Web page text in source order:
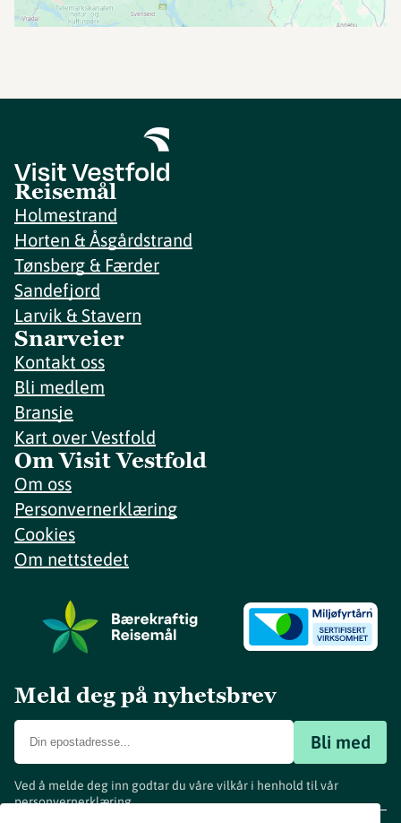
Reisemål
Holmestrand
Horten & Åsgårdstrand
Tønsberg & Færder
Sandefjord
Larvik & Stavern
Snarveier
Kontakt oss
Bli medlem
Bransje
Kart over Vestfold
Om Visit Vestfold
Om oss
Personvernerklæring
Cookies
Om nettstedet
Meld deg på nyhetsbrev
Bli med
Ved å melde deg inn godtar du våre vilkår i henhold til vår
personvernerklæring.